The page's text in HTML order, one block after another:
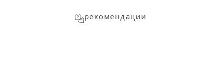
рекомендации